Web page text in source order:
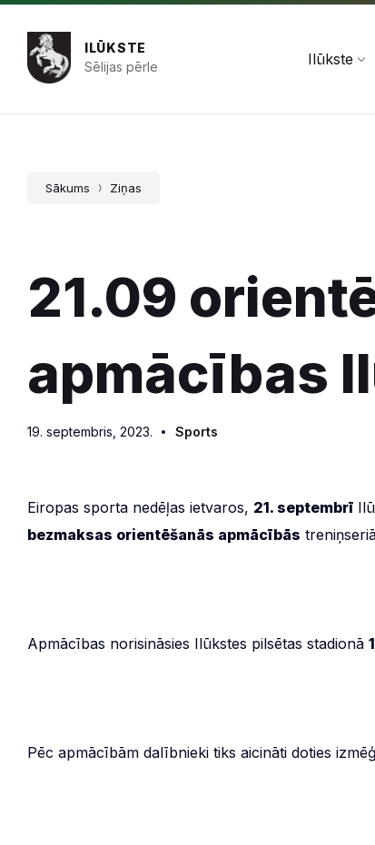
Pāriet
saturu
Skip
navigation
Skip
footer
ILŪKSTE
Sēlijas pērle
Ilūkste
Sākums Ziņas
21.09
apmācības
19. septembris, 2023. Sports
Eiropas sporta nedēļas ietvaros, 21. septembrī
bezmaksas orientēšanās apmācībās
Apmācības norisināsies Ilūkstes pilsētas stadionā
Pēc apmācībām dalībnieki tiks aicināti doties